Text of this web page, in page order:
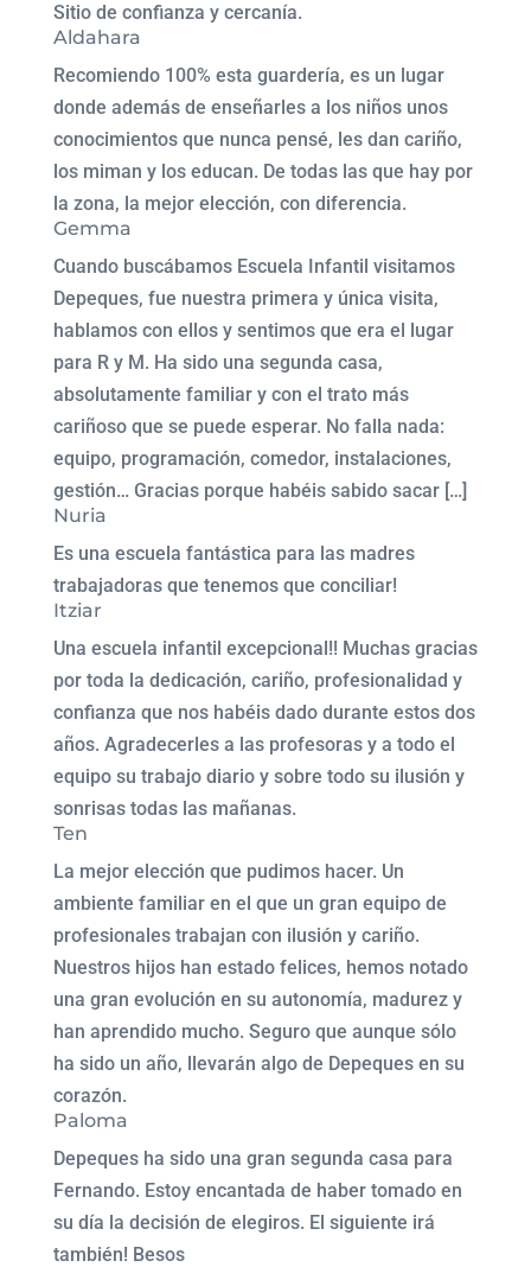
Sitio de confianza y cercanía.
Aldahara
Recomiendo 100% esta guardería, es un lugar
donde además de enseñarles a los niños unos
conocimientos que nunca pensé, les dan cariño,
los miman y los educan. De todas las que hay por
la zona, la mejor elección, con diferencia.
Gemma
Cuando buscábamos Escuela Infantil visitamos
Depeques, fue nuestra primera y única visita,
hablamos con ellos y sentimos que era el lugar
para R y M. Ha sido una segunda casa,
absolutamente familiar y con el trato más
cariñoso que se puede esperar. No falla nada:
equipo, programación, comedor, instalaciones,
gestión… Gracias porque habéis sabido sacar […]
Nuria
Es una escuela fantástica para las madres
trabajadoras que tenemos que conciliar!
Itziar
Una escuela infantil excepcional!! Muchas gracias
por toda la dedicación, cariño, profesionalidad y
confianza que nos habéis dado durante estos dos
años. Agradecerles a las profesoras y a todo el
equipo su trabajo diario y sobre todo su ilusión y
sonrisas todas las mañanas.
Ten
La mejor elección que pudimos hacer. Un
ambiente familiar en el que un gran equipo de
profesionales trabajan con ilusión y cariño.
Nuestros hijos han estado felices, hemos notado
una gran evolución en su autonomía, madurez y
han aprendido mucho. Seguro que aunque sólo
ha sido un año, llevarán algo de Depeques en su
corazón.
Paloma
Depeques ha sido una gran segunda casa para
Fernando. Estoy encantada de haber tomado en
su día la decisión de elegiros. El siguiente irá
también! Besos